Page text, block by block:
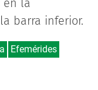
en la
barra inferior.
Efemérides